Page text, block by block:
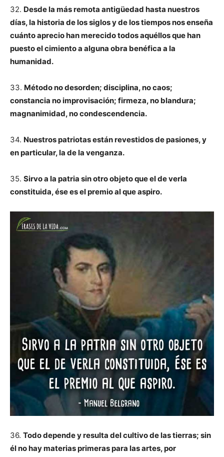
32. Desde la más remota antigüedad hasta nuestros
días, la historia de los siglos y de los tiempos nos enseña
cuánto aprecio han merecido todos aquéllos que han
puesto el cimiento a alguna obra benéfica a la
humanidad.
33. Método no desorden; disciplina, no caos;
constancia no improvisación; firmeza, no blandura;
magnanimidad, no condescendencia.
34. Nuestros patriotas están revestidos de pasiones, y
en particular, la de la venganza.
35. Sirvo a la patria sin otro objeto que el de verla
constituida, ése es el premio al que aspiro.
36. Todo depende y resulta del cultivo de las tierras; sin
él no hay materias primeras para las artes, por